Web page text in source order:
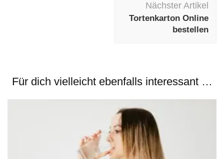
Nächster Artikel
Tortenkarton Online
bestellen
Für dich vielleicht ebenfalls interessant …